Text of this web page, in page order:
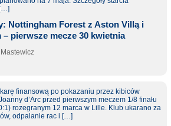
Nottingham Forest z Aston Villą i
pierwsze mecze 30 kwietnia
Mastewicz